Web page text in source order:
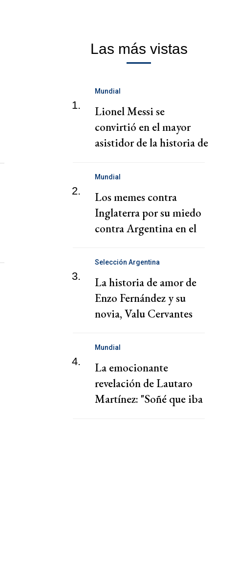
Las más vistas
1.
Mundial
Lionel Messi se
convirtió en el mayor
asistidor de la historia de
2.
Mundial
Los memes contra
Inglaterra por su miedo
contra Argentina en el
3.
Selección Argentina
La historia de amor de
Enzo Fernández y su
novia, Valu Cervantes
4.
Mundial
La emocionante
revelación de Lautaro
Martínez: "Soñé que iba